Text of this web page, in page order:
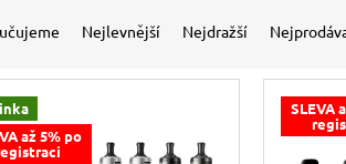
Nejlevnější Nejdražší
až 5% po
SLEVA